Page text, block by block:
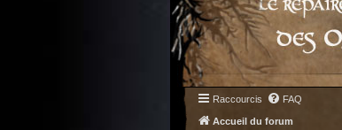
Raccourcis FAQ
Accueil du forum